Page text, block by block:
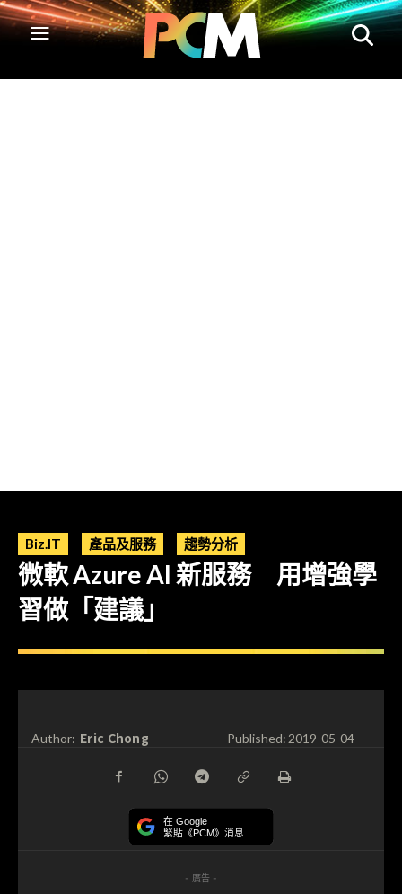
Biz.IT 產品及服務 趨勢分析
微軟 Azure AI 新服務 用增強學
習做「建議」
Author: Eric Chong Published:2019-05-04
在 Google
緊貼《PCM》消息
- 廣告 -